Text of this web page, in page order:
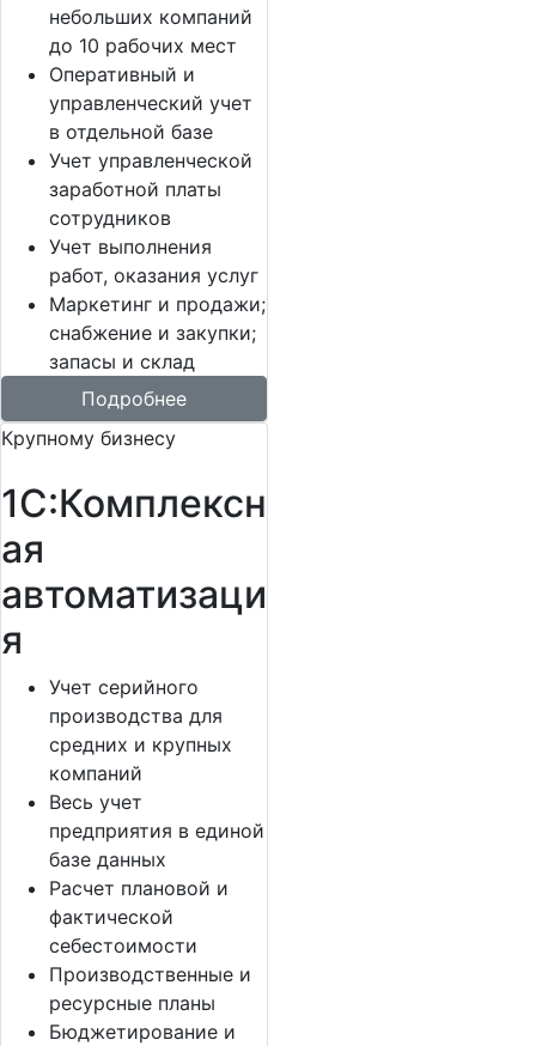
небольших компаний
до 10 рабочих мест
Оперативный и
управленческий учет
в отдельной базе
Учет управленческой
заработной платы
сотрудников
Учет выполнения
работ, оказания услуг
Маркетинг и продажи;
снабжение и закупки;
запасы и склад
Подробнее
Крупному бизнесу
1С:Комплексн
ая
автоматизаци
я
Учет серийного
производства для
средних и крупных
компаний
Весь учет
предприятия в единой
базе данных
Расчет плановой и
фактической
себестоимости
Производственные и
ресурсные планы
Бюджетирование и